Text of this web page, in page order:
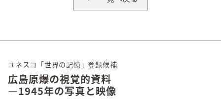
ユネスコ「世界の記憶」登録候補
広島原爆の視覚的資料
―1945年の写真と映像